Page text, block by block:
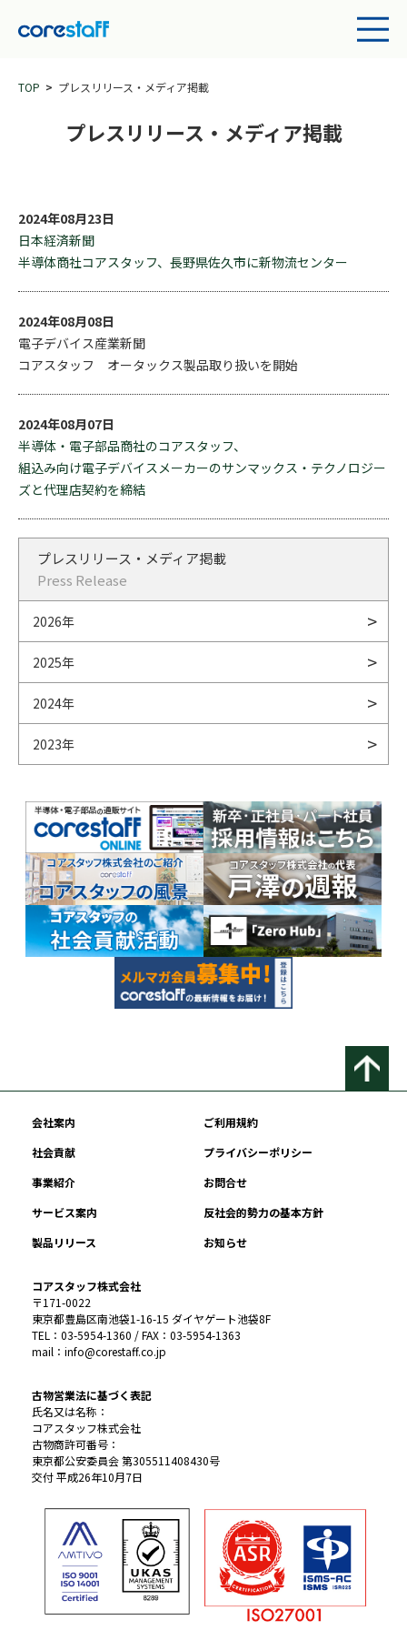
TOP プレスリリース・メディア掲載
プレスリリース・メディア掲載
2024年08月23日
日本経済新聞
半導体商社コアスタッフ、長野県佐久市に新物流センター
2024年08月08日
電子デバイス産業新聞
コアスタッフ オータックス製品取り扱いを開始
2024年08月07日
半導体・電子部品商社のコアスタッフ、
組込み向け電子デバイスメーカーのサンマックス・テクノロジー
ズと代理店契約を締結
プレスリリース・メディア掲載
Press Release
2026年
2025年
2024年
2023年
会社案内
ご利用規約
社会貢献
プライバシーポリシー
事業紹介
お問合せ
サービス案内
反社会的勢力の基本方針
製品リリース
お知らせ
コアスタッフ株式会社
〒171-0022
東京都豊島区南池袋1-16-15 ダイヤゲート池袋8F
TEL：03-5954-1360 / FAX：03-5954-1363
mail：info@corestaff.co.jp
古物営業法に基づく表記
氏名又は名称：
コアスタッフ株式会社
古物商許可番号：
東京都公安委員会 第305511408430号
交付 平成26年10月7日